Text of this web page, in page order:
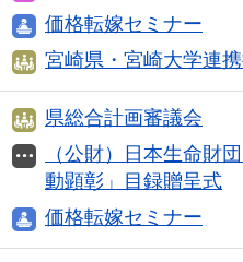
価格転嫁セミナー
宮崎県・宮崎大学連
県総合計画審議会
（公財）日本生命財
動顕彰」目録贈呈式
価格転嫁セミナー